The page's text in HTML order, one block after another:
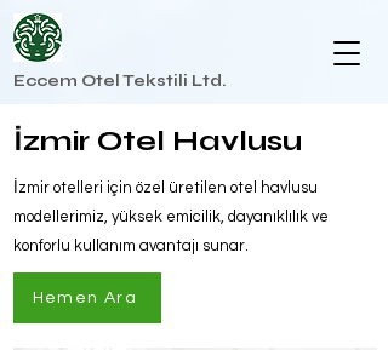
Eccem Otel Tekstili Ltd.
İzmir Otel Havlusu
İzmir otelleri için özel üretilen otel havlusu
modellerimiz, yüksek emicilik, dayanıklılık ve
konforlu kullanım avantajı sunar.
Hemen Ara